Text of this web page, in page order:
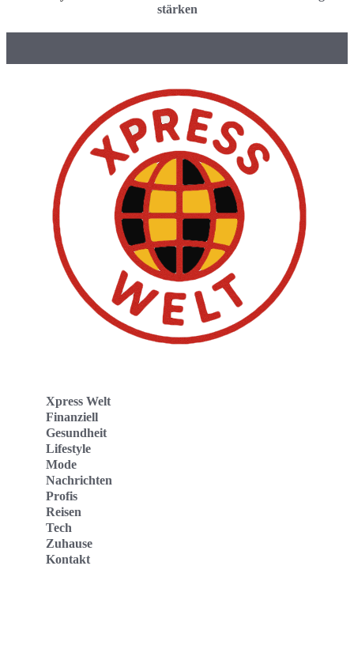
stärken
Xpress Welt
Finanziell
Gesundheit
Lifestyle
Mode
Nachrichten
Profis
Reisen
Tech
Zuhause
Kontakt